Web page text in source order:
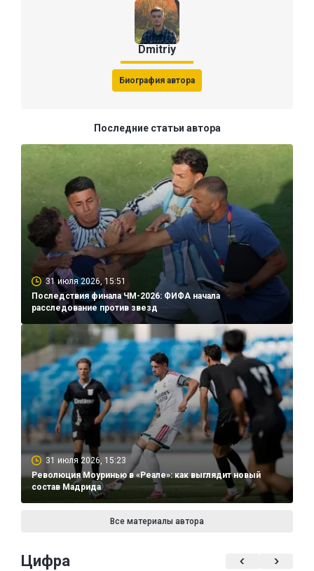
Dmitriy
Биография автора
Последние статьи автора
31 июля 2026, 15:51
Последствия финала ЧМ-2026: ФИФА начала
расследование против звезд
31 июля 2026, 15:23
Революция Моуринью в «Реале»: как выглядит новый
состав Мадрида
Все материалы автора
Цифра